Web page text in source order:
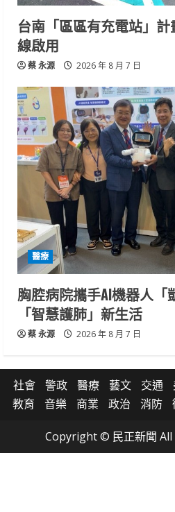
台南「區區有充電站」
線啟用
蔡 永源 2026 年 8 月 7 日
醫療
胸腔病院攜手AI機器人「
「智慧護肺」新生活
蔡 永源 2026 年 8 月 7 日
社會 警政 醫療 藝文 交通
教育
音樂 商業 政治 消防
Copyright © 民正新聞